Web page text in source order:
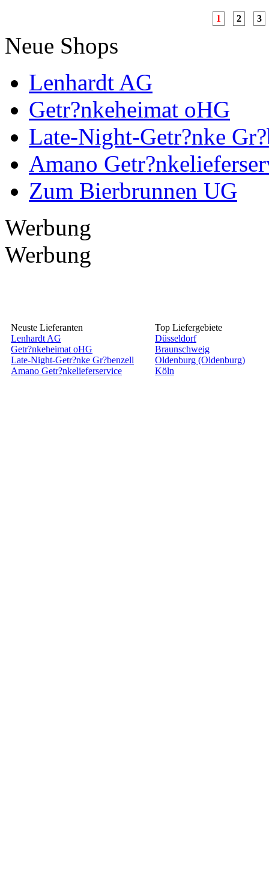
1 2 3
Neue Shops
Lenhardt AG
Getr?nkeheimat oHG
Late-Night-Getr?nke
Amano
Zum Bierbrunnen UG
Werbung
Werbung
Neuste Lieferanten
Lenhardt AG
Getr?nkeheimat oHG
Late-Night-Getr?nke Gr?benzell
Amano Getr?nkelieferservice
Top Liefergebiete
Düsseldorf
Braunschweig
Oldenburg (Oldenburg)
Köln